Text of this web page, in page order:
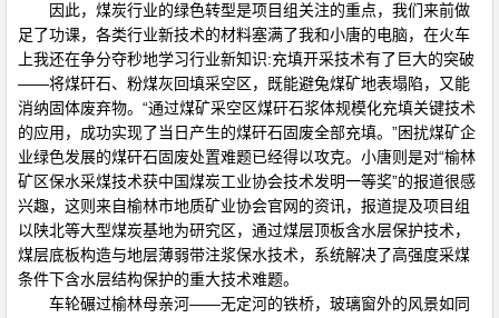
因此，煤炭行业的绿色转型是项目组关注的重点，我们来前做
足了功课，各类行业新技术的材料塞满了我和小唐的电脑，在火车
上我还在争分夺秒地学习行业新知识:充填开采技术有了巨大的突破
——将煤矸石、粉煤灰回填采空区，既能避兔煤矿地表塌陷，又能
消纳固体废弃物。“通过煤矿采空区煤矸石浆体规模化充填关键技术
的应用，成功实现了当日产生的煤矸石固废全部充填。”困扰煤矿企
业绿色发展的煤矸石固废处置难题已经得以攻克。小唐则是对“榆林
矿区保水采煤技术获中国煤炭工业协会技术发明一等奖”的报道很感
兴趣，这则来自榆林市地质矿业协会官网的资讯，报道提及项目组
以陕北等大型煤炭基地为研究区，通过煤层顶板含水层保护技术，
煤层底板构造与地层薄弱带注浆保水技术，系统解决了高强度采煤
条件下含水层结构保护的重大技术难题。
车轮碾过榆林母亲河——无定河的铁桥，玻璃窗外的风景如同